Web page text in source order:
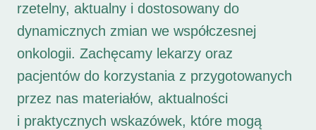
rzetelny, aktualny i dostosowany do
dynamicznych zmian we współczesnej
onkologii. Zachęcamy lekarzy oraz
pacjentów do korzystania z przygotowanych
przez nas materiałów, aktualności
i praktycznych wskazówek, które mogą